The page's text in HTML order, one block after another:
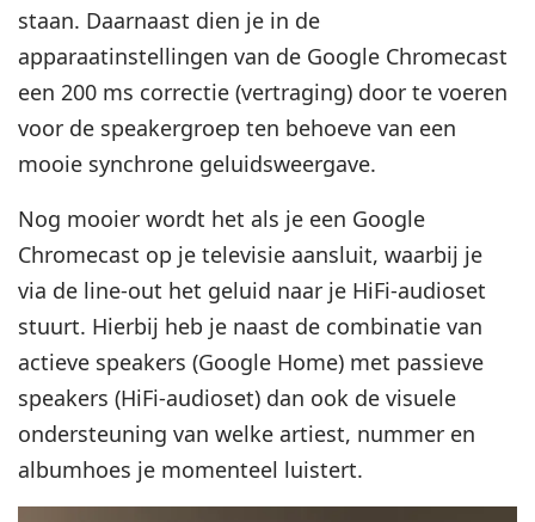
staan. Daarnaast dien je in de
apparaatinstellingen van de Google Chromecast
een 200 ms correctie (vertraging) door te voeren
voor de speakergroep ten behoeve van een
mooie synchrone geluidsweergave.
Nog mooier wordt het als je een Google
Chromecast op je televisie aansluit, waarbij je
via de line-out het geluid naar je HiFi-audioset
stuurt. Hierbij heb je naast de combinatie van
actieve speakers (Google Home) met passieve
speakers (HiFi-audioset) dan ook de visuele
ondersteuning van welke artiest, nummer en
albumhoes je momenteel luistert.